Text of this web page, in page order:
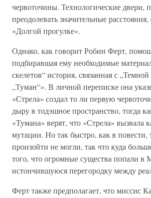
червоточины. Технологические двери,
преодолевать значительные
«Долгой прогулке».
Однако, как говорит Робин Ферт,
подбиравшая ему необходимые
скелетов“ история, связанная с
„Туман“». В личной переписке она
«Стрела» создал то ли первую
дыру в тодэшное пространство, тогда
«Тумана» верят, что «Стрела» вызвала
мутации. Но так быстро, как в повести,
произойти не могли, так что куда
того, что огромные существа попали в
истончившуюся перегородку между
Ферт также предполагает, что миссис